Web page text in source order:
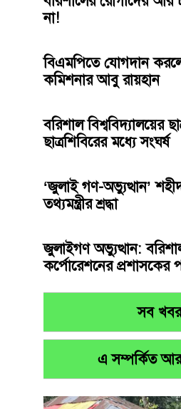
না!
বিএমপিতে যোগদান
কমিশনার আবু রায়হান
বরিশাল বিশ্ববিদ্যালয়ের
ছাত্রশিবিরের মধ্যে সংঘর্ষ
‘জুলাই গণ-অভ্যুত্থান’ শহীদ
তথ্যমন্ত্রীর শ্রদ্ধা
জুলাইগণ অভ্যুত্থান:
কর্পোরেশনের প্রশাসকের
সব খবর
এ সম্পর্কিত